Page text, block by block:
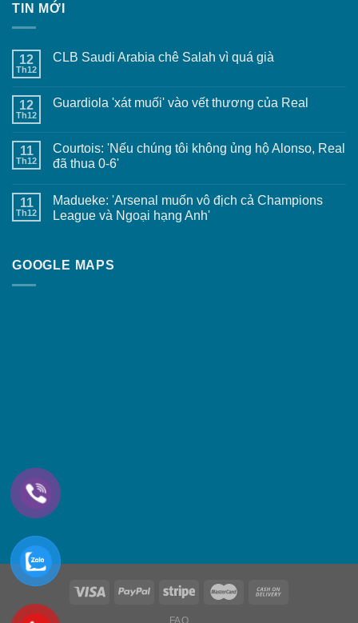
TIN MỚI
12
Th12
CLB Saudi Arabia chê Salah vì quá già
12
Th12
Guardiola 'xát muối' vào vết thương của Real
11
Th12
Courtois: 'Nếu chúng tôi không ủng hộ Alonso, Real
đã thua 0-6'
11
Th12
Madueke: 'Arsenal muốn vô địch cả Champions
League và Ngoại hạng Anh'
GOOGLE MAPS
FAQ